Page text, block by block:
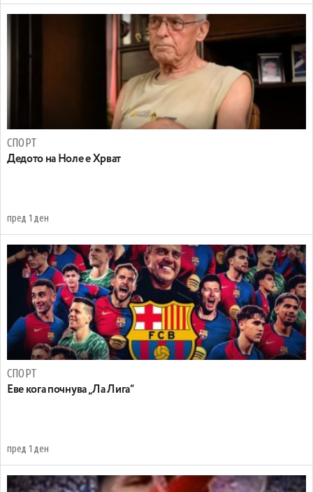
СПОРТ
Дедото на Ноле е Хрват
пред 1 ден
СПОРТ
Еве кога почнува „Ла Лига“
пред 1 ден